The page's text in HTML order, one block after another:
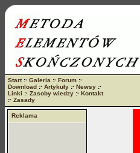
Start:· Galeria :· Forum :·
Download :· Artykuły :· Newsy :·
Linki :· Zasoby wiedzy :· Kontakt
:· Zasady
Reklama